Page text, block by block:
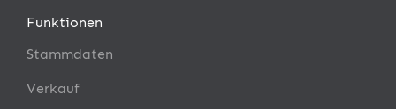
Funktionen
Stammdaten
Verkauf